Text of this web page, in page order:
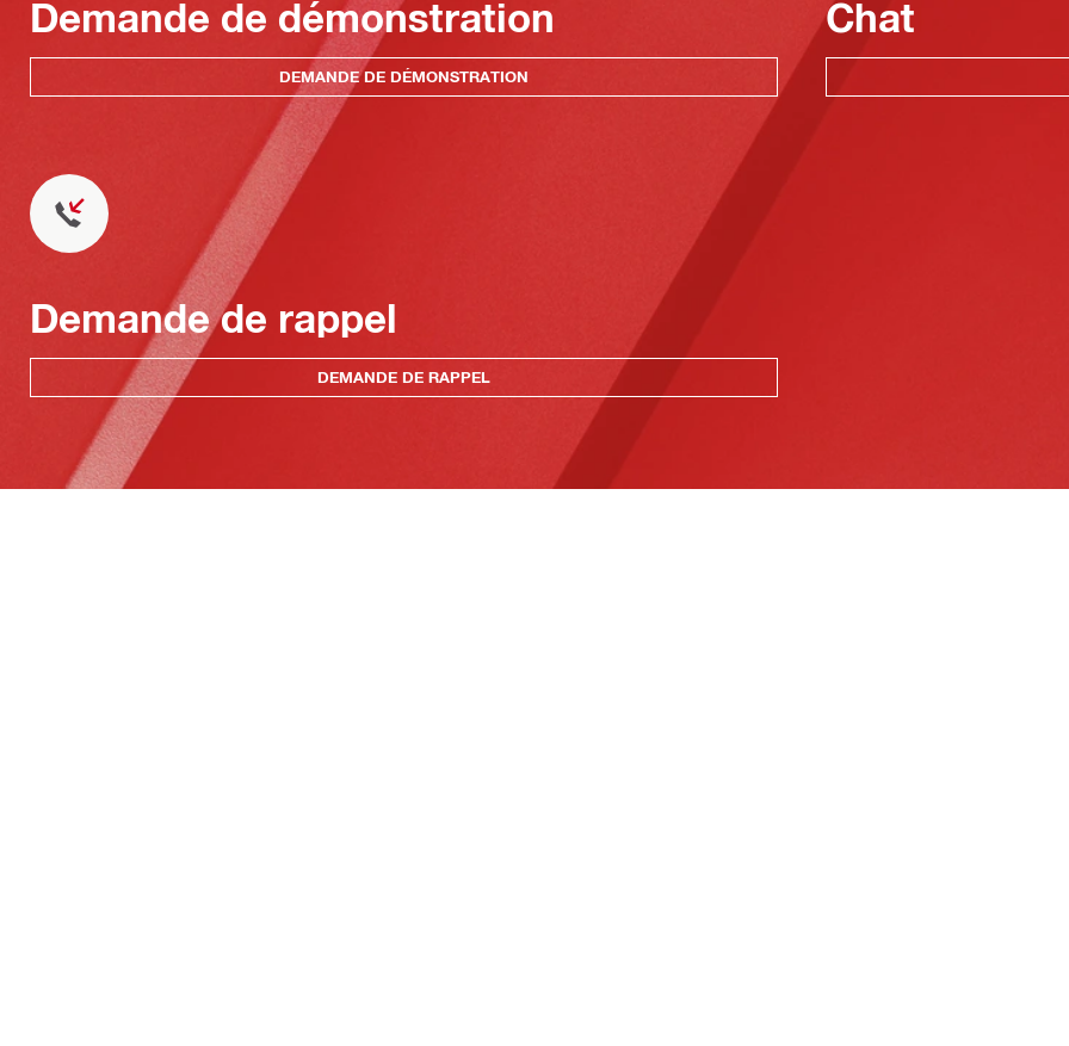
Demande de démonstration
DEMANDE DE DÉMONSTRATION
Chat
Demande de rappel
DEMANDE DE RAPPEL